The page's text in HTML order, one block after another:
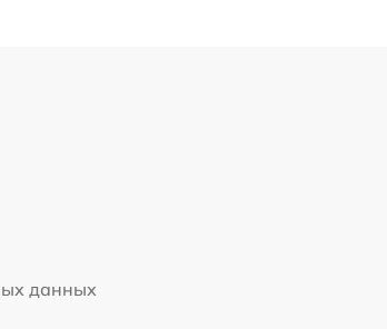
данных